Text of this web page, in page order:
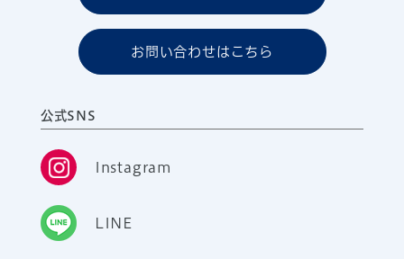
お問い合わせはこちら
公式SNS
Instagram
LINE